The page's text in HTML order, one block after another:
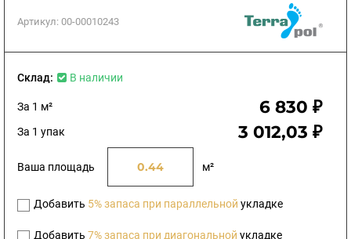
Артикул: 00-00010243
Склад: В наличии
За 1 м² 6 830 ₽
За 1 упак 3 012,03 ₽
Ваша площадь м²
Добавить 5% запаса при параллельной укладке
Добавить 7% запаса при диагональной укладке